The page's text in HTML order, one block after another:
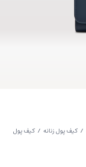
/ کیف پول زنانه / کیف پول